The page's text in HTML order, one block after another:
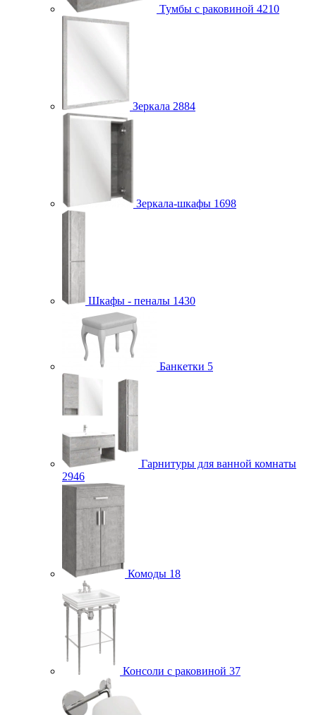
Тумбы с раковиной 4210
Зеркала 2884
Зеркала-шкафы 1698
Шкафы - пеналы 1430
Банкетки 5
Гарнитуры для ванной комнаты
2946
Комоды 18
Консоли с раковиной 37